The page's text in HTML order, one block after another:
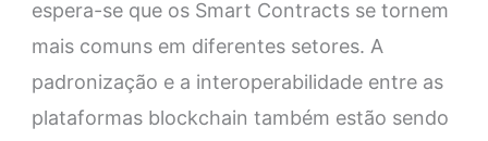
espera-se que os Smart Contracts se tornem
mais comuns em diferentes setores. A
padronização e a interoperabilidade entre as
plataformas blockchain também estão sendo